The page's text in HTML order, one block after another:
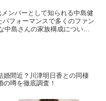
ンバーとして知られる中島健
フォーマンスで多くのファン
中島さんの家族構成につい
婚間近？川津明日香との同棲
の噂を徹底調査！